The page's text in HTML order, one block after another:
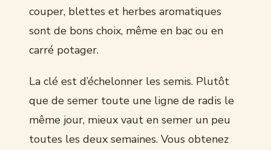
couper, blettes et herbes aromatiques
sont de bons choix, même en bac ou en
carré potager.
La clé est d’échelonner les semis. Plutôt
que de semer toute une ligne de radis le
même jour, mieux vaut en semer un peu
toutes les deux semaines. Vous obtenez